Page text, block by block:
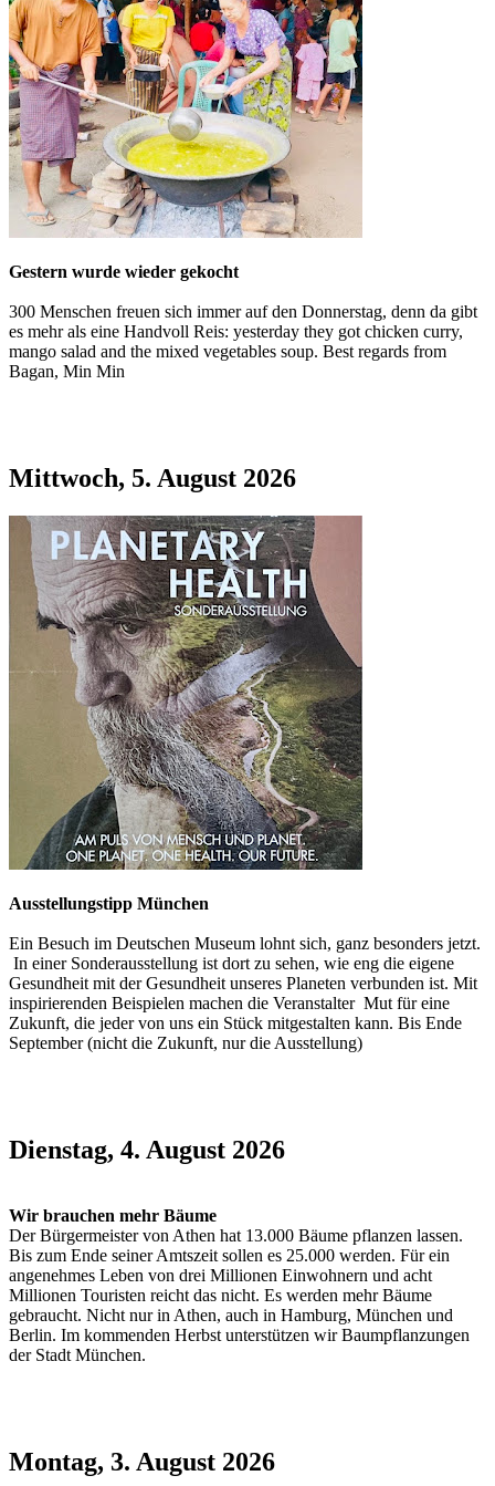
Gestern wurde wieder gekocht
300 Menschen freuen sich immer auf den Donnerstag, denn da gibt
es mehr als eine Handvoll Reis: yesterday they got chicken curry,
mango salad and the mixed vegetables soup. Best regards from
Bagan, Min Min
Mittwoch, 5. August 2026
Ausstellungstipp München
Ein Besuch im Deutschen Museum lohnt sich, ganz besonders jetzt.
In einer Sonderausstellung ist dort zu sehen, wie eng die eigene
Gesundheit mit der Gesundheit unseres Planeten verbunden ist. Mit
inspirierenden Beispielen machen die Veranstalter Mut für eine
Zukunft, die jeder von uns ein Stück mitgestalten kann. Bis Ende
September (nicht die Zukunft, nur die Ausstellung)
Dienstag, 4. August 2026
Wir brauchen mehr Bäume
Der Bürgermeister von Athen hat 13.000 Bäume pflanzen lassen.
Bis zum Ende seiner Amtszeit sollen es 25.000 werden. Für ein
angenehmes Leben von drei Millionen Einwohnern und acht
Millionen Touristen reicht das nicht. Es werden mehr Bäume
gebraucht. Nicht nur in Athen, auch in Hamburg, München und
Berlin. Im kommenden Herbst unterstützen wir Baumpflanzungen
der Stadt München.
Montag, 3. August 2026